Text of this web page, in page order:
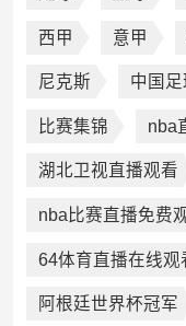
西甲 意甲
尼克斯 中国足
比赛集锦 nba
湖北卫视直播观看
nba比赛直播免费
64体育直播在线观
阿根廷世界杯冠军